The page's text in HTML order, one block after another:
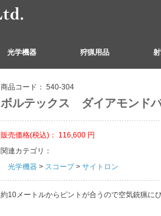
光学機器 狩猟用品
商品コード： 540-304
ボルテックス ダイアモンド
販売価格(税込)： 116,600 円
関連カテゴリ：
光学機器 > スコープ> サイトロン
約10メートルからピントが合うので空気銃猟にぴ